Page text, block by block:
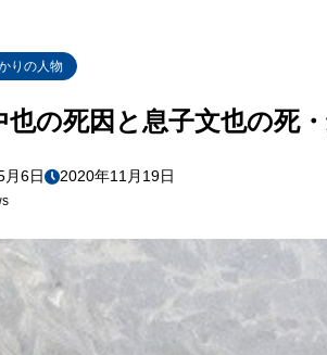
りの人物
也の死因と息子文也の死
月6日 2020年11月19日